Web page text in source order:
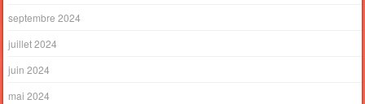
septembre 2024
juillet 2024
juin 2024
mai 2024